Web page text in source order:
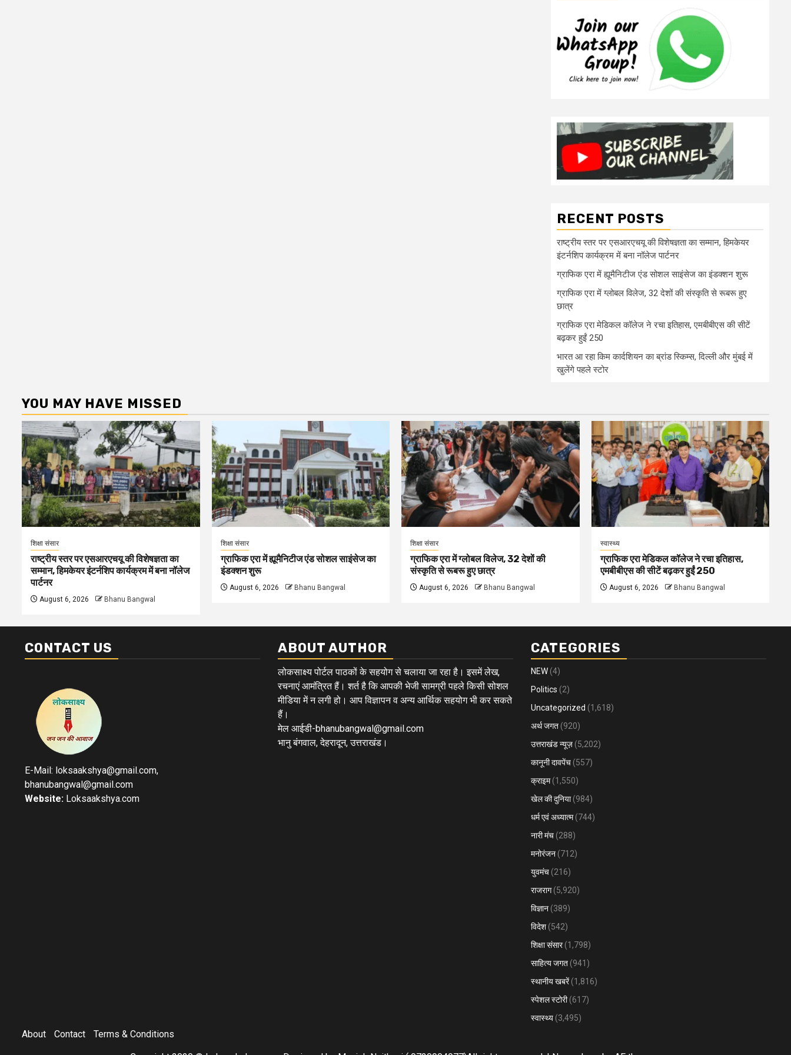
RECENT POSTS
राष्ट्रीय स्तर पर एसआरएचयू की विशेषज्ञता का सम्मान, हिमकेयर
इंटर्नशिप कार्यक्रम में बना नॉलेज पार्टनर
ग्राफिक एरा में ह्यूमैनिटीज एंड सोशल साइंसेज का इंडक्शन शुरू
ग्राफिक एरा में ग्लोबल विलेज, 32 देशों की संस्कृति से रूबरू हुए
छात्र
ग्राफिक एरा मेडिकल कॉलेज ने रचा इतिहास, एमबीबीएस की सीटें
बढ़कर हुईं 250
भारत आ रहा किम कार्दशियन का ब्रांड स्किम्स, दिल्ली और मुंबई में
खुलेंगे पहले स्टोर
YOU MAY HAVE MISSED
शिक्षा संसार
राष्ट्रीय स्तर पर एसआरएचयू की विशेषज्ञता का
सम्मान, हिमकेयर इंटर्नशिप कार्यक्रम में बना नॉलेज
पार्टनर
August 6, 2026 Bhanu Bangwal
शिक्षा संसार
ग्राफिक एरा में ह्यूमैनिटीज एंड सोशल साइंसेज का
इंडक्शन शुरू
August 6, 2026 Bhanu Bangwal
शिक्षा संसार
ग्राफिक एरा में ग्लोबल विलेज, 32 देशों की
संस्कृति से रूबरू हुए छात्र
August 6, 2026 Bhanu Bangwal
स्वास्थ्य
ग्राफिक एरा मेडिकल कॉलेज ने रचा इतिहास,
एमबीबीएस की सीटें बढ़कर हुईं 250
August 6, 2026 Bhanu Bangwal
CONTACT US
E-Mail: loksaakshya@gmail.com,
bhanubangwal@gmail.com
Website: Loksaakshya.com
ABOUT AUTHOR
लोकसाक्ष्य पोर्टल पाठकों के सहयोग से चलाया जा रहा है। इसमें लेख,
रचनाएं आमंत्रित हैं। शर्त है कि आपकी भेजी सामग्री पहले किसी सोशल
मीडिया में न लगी हो। आप विज्ञापन व अन्य आर्थिक सहयोग भी कर सकते
हैं।
मेल आईडी-bhanubangwal@gmail.com
भानु बंगवाल, देहरादून, उत्तराखंड।
CATEGORIES
NEW (4)
Politics (2)
Uncategorized (1,618)
अर्थ जगत (920)
उत्तराखंड न्यूज़ (5,202)
कानूनी दावपेंच (557)
क्राइम(1,550)
खेल की दुनिया(984)
धर्म एवं अध्यात्म(744)
नारी मंच (288)
मनोरंजन (712)
युवमंच (216)
राजराग(5,920)
विज्ञान (389)
विदेश (542)
शिक्षा संसार(1,798)
साहित्य जगत (941)
स्थानीय खबरें(1,816)
स्पेशल स्टोरी(617)
स्वास्थ्य (3,495)
About Contact Terms & Conditions